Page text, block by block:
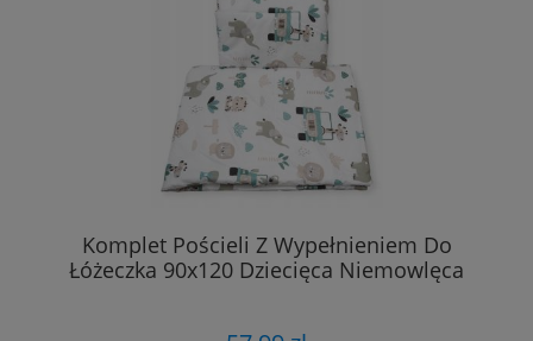
Komplet Pościeli Z Wypełnieniem Do
Łóżeczka 90x120 Dziecięca Niemowlęca